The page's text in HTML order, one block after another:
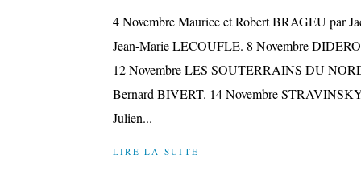
4 Novembre Maurice et Robert BRAGEU par
Jean-Marie LECOUFLE. 8 Novembre
12 Novembre LES SOUTERRAINS DU
Bernard BIVERT. 14 Novembre
Julien...
LIRE LA SUITE